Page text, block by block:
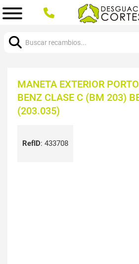
MANETA EXTERIOR
BENZ CLASE C (BM 203)
(203.035)
RefID: 433708